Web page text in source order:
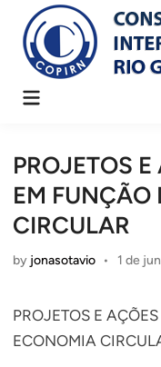
content
Main
PROJETOS
EM
CIRCULAR
by jonasotavio • 1 de
PROJETOS E
ECONOMIA